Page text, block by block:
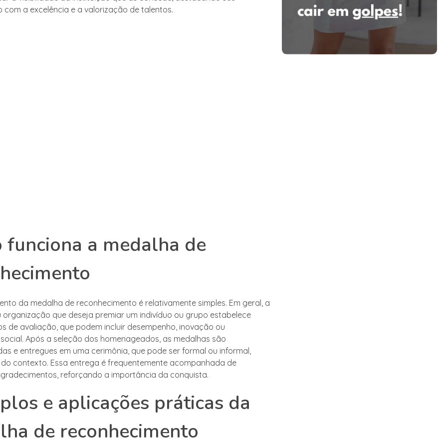
com a excelência e a valorização de talentos.
funciona a medalha de
da medalha de reconhecimento é relativamente simples. Em geral, a
organização que deseja premiar um indivíduo ou grupo estabelece
de avaliação, que podem incluir desempenho, inovação ou
Após a seleção dos homenageados, as medalhas são
e entregues em uma cerimônia, que pode ser formal ou informal,
contexto. Essa entrega é frequentemente acompanhada de
reforçando a importância da conquista.
e aplicações práticas da
de reconhecimento